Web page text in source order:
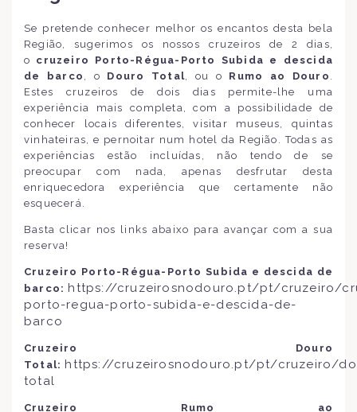
Se pretende conhecer melhor os encantos desta bela
Região, sugerimos os nossos cruzeiros de 2 dias,
o cruzeiro Porto-Régua-Porto Subida e descida
de barco
, o Douro Total , ou o Rumo ao Douro
Estes cruzeiros de dois dias permite-lhe uma
experiência mais completa, com a possibilidade de
conhecer locais diferentes, visitar museus, quintas
vinhateiras, e pernoitar num hotel da Região. Todas as
experiências estão incluídas, não tendo de se
preocupar com nada, apenas desfrutar desta
enriquecedora experiência que certamente não
esquecerá.
Basta clicar nos links abaixo para avançar com a sua
reserva!
Cruzeiro Porto-Régua-Porto Subida e descida de
barco: https://cruzeirosnodouro.pt/pt/cruzeiro/
porto-regua-porto-subida-e-descida-de-
barco
Cruzeiro Douro
Total: https://cruzeirosnodouro.pt/pt/cruzeiro/
total
Cruzeiro Rumo ao